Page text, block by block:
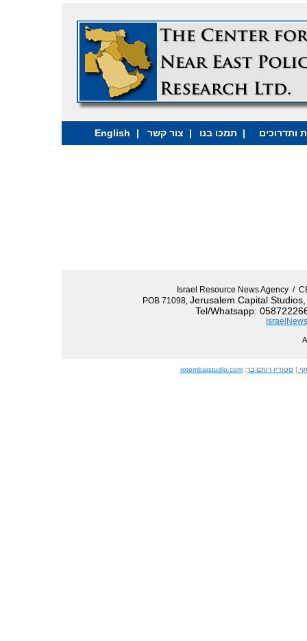
ותדרוכים | תמכו בנו | צור קשר |
English
Israel Resource News Agency /
POB 71098, Jerusalem Capital
Tel/Whatsapp:
| סטודיו רותם-בר:
rotembarstudio.com